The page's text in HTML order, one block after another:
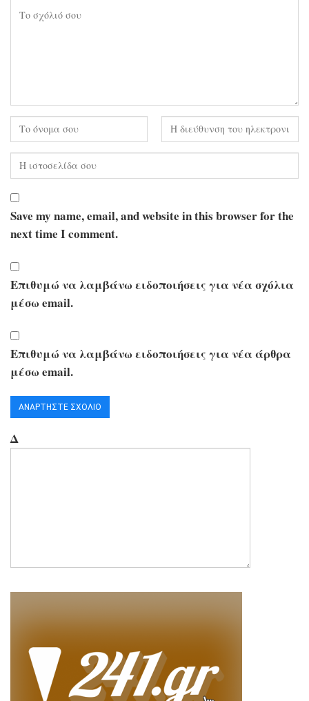
Save my name, email, and website in this browser for the
next time I comment.
Επιθυμώ να λαμβάνω ειδοποιήσεις για νέα σχόλια
μέσω email.
Επιθυμώ να λαμβάνω ειδοποιήσεις για νέα άρθρα
μέσω email.
Δ